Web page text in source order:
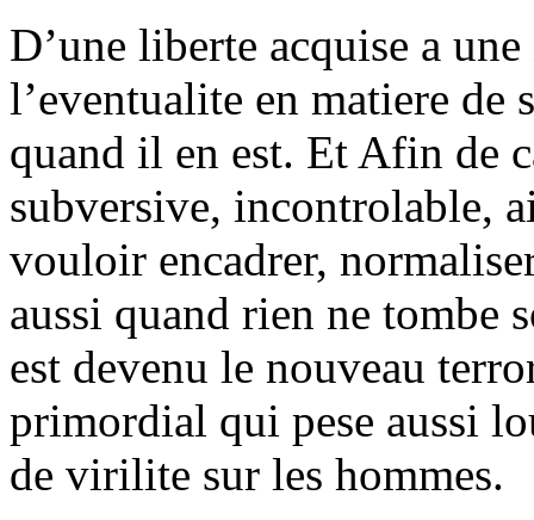
D’une liberte acquise a
l’eventualite en matiere de
quand il en est. Et Afin de
subversive, incontrolable,
vouloir encadrer,
aussi quand rien ne tombe
est devenu le nouveau
primordial qui pese aussi
de virilite sur les hommes.